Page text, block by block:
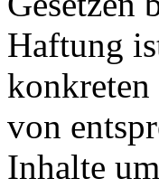
Haftung
von
Inhalte